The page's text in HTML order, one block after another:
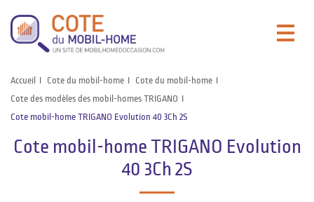
Accueil Cote du mobil-home
Cote du mobil-home
Cote des modèles des mobil-homes TRIGANO
Cote mobil-home TRIGANO Evolution 40 3Ch 2S
Cote mobil-home TRIGANO Evolution
40 3Ch 2S